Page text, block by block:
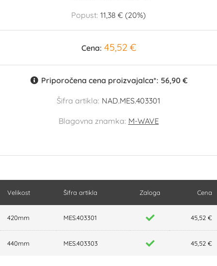
Popust: 11,38 € (20%)
Cena: 45,52 €
Priporočena cena proizvajalca*: 56,90 €
Šifra artikla: NAD.MES.403301
Blagovna znamka: M-WAVE
Velikost Šifra artikla Zaloga Cena
420mm MES.403301 45,52 €
440mm MES.403303 45,52 €